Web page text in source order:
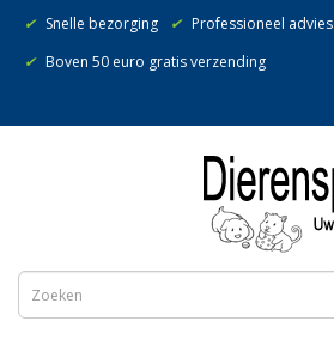
✔ Snelle bezorging ✔ Professioneel advies
✔ Boven 50 euro gratis verzending